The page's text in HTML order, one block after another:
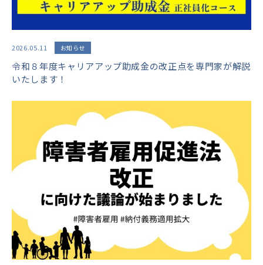
2026.05.11 お知らせ
令和８年度キャリアアップ助成金の改正点を専門家が解説
いたします！